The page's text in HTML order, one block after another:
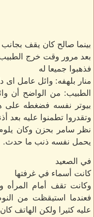
بينما صالح كان يقف
بعد مرور وقت خرج
فذهبوا جميعا له
منار بلهفه: وائل عامل اى
الطبيب: من الواضح أن
بيوتر نفسه فضغطه على
وتقدروا تطمنوا عليه بعد
نظر سامر بحزن وكان
يحمل نفسه ذنب ما حدث.
في الصعيد
كانت أسماء في غرفتها
وكانت تقف أمام المرأه
فعندما استيقظت من
عليه كثيرا ولكن الهاتف